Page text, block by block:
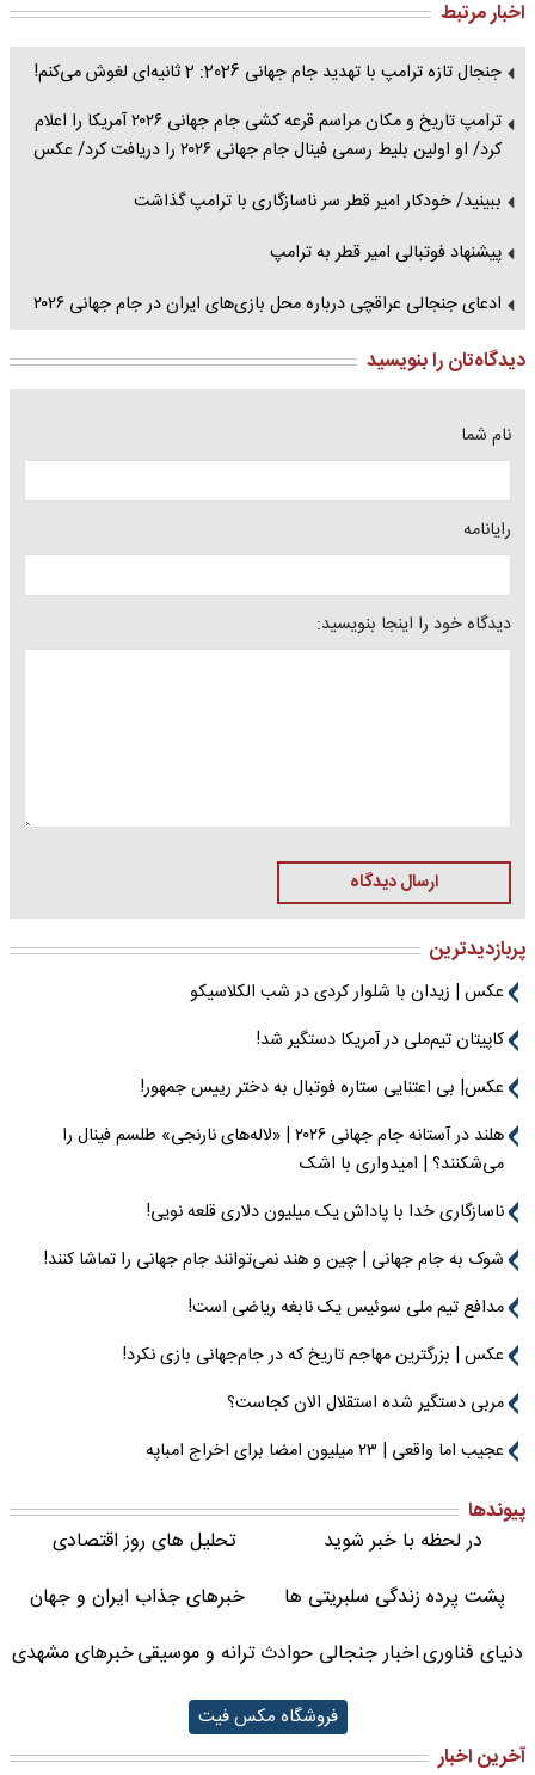
اخبار مرتبط
جنجال تازه ترامپ با تهدید جام جهانی 2026: 2 ثانیه‌ای لغوش می‌کنم!
ترامپ تاریخ و مکان مراسم قرعه‌ کشی جام جهانی ۲۰۲۶ آمریکا را اعلام
کرد/ او اولین بلیط رسمی فینال جام جهانی ۲۰۲۶ را دریافت کرد/ عکس
ببینید/ خودکار امیر قطر سر ناسازگاری با ترامپ گذاشت
پیشنهاد فوتبالی امیر قطر به ترامپ
ادعای جنجالی عراقچی درباره محل بازی‌های ایران در جام جهانی ۲۰۲۶
دیدگاه‌تان را بنویسید
نام شما
رایانامه
دیدگاه خود را اینجا بنویسید:
ارسال دیدگاه
پربازدیدترین
عکس | زیدان با شلوار کردی در شب الکلاسیکو
کاپیتان تیم‌ملی در آمریکا دستگیر شد!
عکس| بی اعتنایی ستاره فوتبال به دختر رییس جمهور!
هلند در آستانه جام جهانی ۲۰۲۶ | «لاله‌های نارنجی» طلسم فینال را
می‌شکنند؟ | امیدواری با اشک
ناسازگاری خدا با پاداش یک میلیون دلاری قلعه نویی!
شوک به جام جهانی | چین و هند نمی‌توانند جام جهانی را تماشا کنند!
مدافع تیم ملی سوئیس یک نابغه ریاضی است!
عکس | بزرگترین مهاجم تاریخ که در جام‌جهانی بازی نکرد!
مربی دستگیر شده استقلال الان کجاست؟
عجیب اما واقعی | ۲۳ میلیون امضا برای اخراج امباپه
پیوندها
در لحظه با خبر شوید
تحلیل های روز اقتصادی
پشت پرده زندگی سلبریتی ها
خبرهای جذاب ایران و جهان
دنیای فناوریاخبار جنجالی حوادثترانه و موسیقیخبرهای مشهدی
فروشگاه مکس فیت
آخرین اخبار